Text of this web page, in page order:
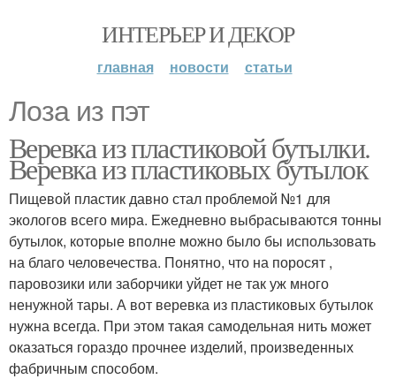
ИНТЕРЬЕР И ДЕКОР
главная новости статьи
Лоза из пэт
Веревка из пластиковой бутылки.
Веревка из пластиковых бутылок
Пищевой пластик давно стал проблемой №1 для
экологов всего мира. Ежедневно выбрасываются тонны
бутылок, которые вполне можно было бы использовать
на благо человечества. Понятно, что на поросят ,
паровозики или заборчики уйдет не так уж много
ненужной тары. А вот веревка из пластиковых бутылок
нужна всегда. При этом такая самодельная нить может
оказаться гораздо прочнее изделий, произведенных
фабричным способом.